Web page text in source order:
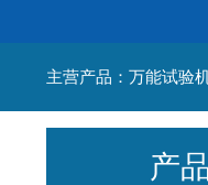
主营产品：万能试验
产